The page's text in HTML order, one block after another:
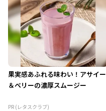
果実感あふれる味わい！アサイー
＆ベリーの濃厚スムージー
PR (レタスクラブ)